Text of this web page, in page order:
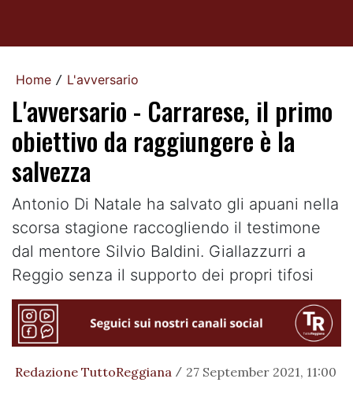
Home / L'avversario
L'avversario - Carrarese, il primo
obiettivo da raggiungere è la
salvezza
Antonio Di Natale ha salvato gli apuani nella
scorsa stagione raccogliendo il testimone
dal mentore Silvio Baldini. Giallazzurri a
Reggio senza il supporto dei propri tifosi
Redazione TuttoReggiana / 27 September 2021, 11:00